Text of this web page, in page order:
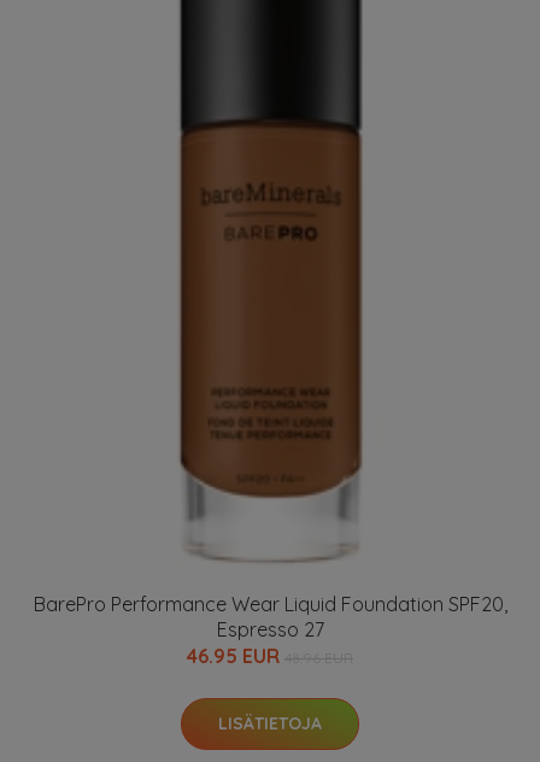
BarePro Performance Wear Liquid Foundation SPF20,
Espresso 27
46.95 EUR
LISÄTIETOJA